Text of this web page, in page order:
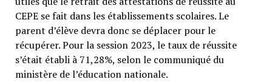
CEPE se fait dans les établissements scolaires. Le
parent d’élève devra donc se déplacer pour le
récupérer. Pour la session 2023, le taux de réussite
s’était établi à 71,28%, selon le communiqué du
ministère de l’éducation nationale.